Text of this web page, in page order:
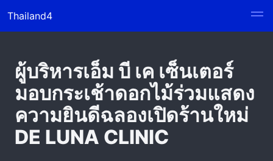
Thailand4
ผู้บริหารเอ็ม บี เค เซ็นเตอร์
มอบกระเช้าดอกไม้ร่วมแสดง
ความยินดีฉลองเปิดร้านใหม่
DE LUNA CLINIC